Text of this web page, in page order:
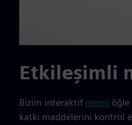
Etkileşimli
Bizim interaktif menü öğle
katkı maddelerini kontrol